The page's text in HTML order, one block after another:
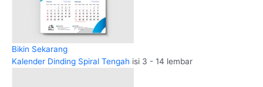
Bikin Sekarang
Kalender Dinding Spiral Tengah isi 3 - 14 lembar